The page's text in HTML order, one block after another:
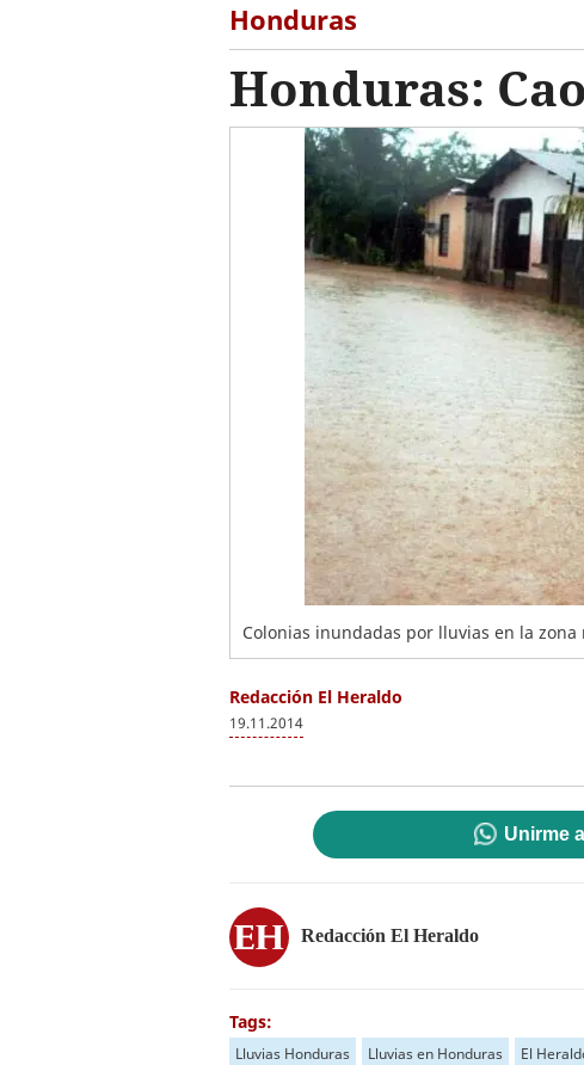
Honduras
Honduras:
Colonias inundadas por lluvias en la
Redacción El Heraldo
19.11.2014
Unirme
Redacción El Heraldo
Tags:
Lluvias Honduras Lluvias en Honduras El